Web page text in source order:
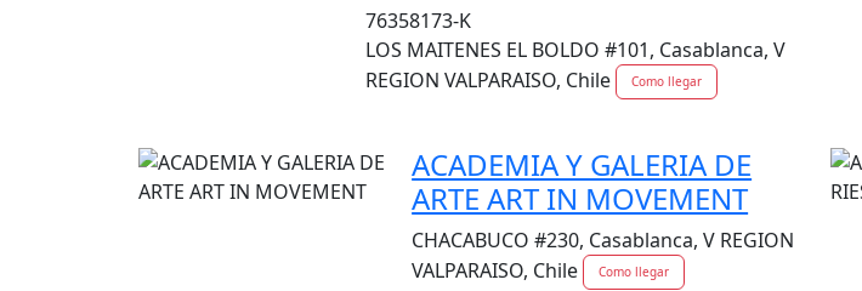
76358173-K
LOS MAITENES EL BOLDO #101, Casablanca, V
REGION VALPARAISO, Chile
Como llegar
ACADEMIA Y GALERIA DE
ARTE ART IN MOVEMENT
CHACABUCO #230, Casablanca, V REGION
VALPARAISO, Chile
Como llegar